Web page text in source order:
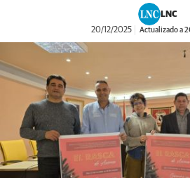
LNC
20/12/2025 Actualizado a